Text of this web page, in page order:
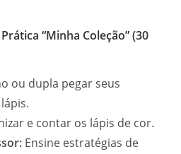
“Minha Coleção” (30
ou dupla pegar seus
e contar os lápis de cor.
Ensine estratégias de